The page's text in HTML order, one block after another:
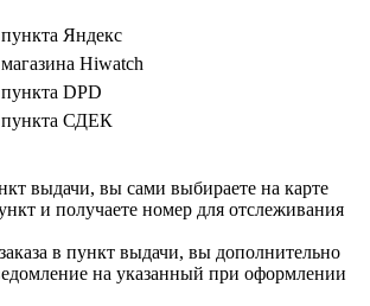
Яндекс
Hiwatch
DPD
СДЕК
выдачи, вы сами выбираете на карте
и получаете номер для отслеживания
в пункт выдачи, вы дополнительно
на указанный при оформлении